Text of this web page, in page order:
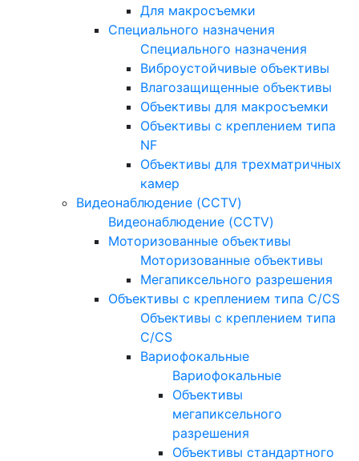
Для макросъемки
Специального назначения
Специального назначения
Виброустойчивые объективы
Влагозащищенные объективы
Объективы для макросъемки
Объективы с креплением типа
NF
Объективы для трехматричных
камер
Видеонаблюдение (CCTV)
Видеонаблюдение (CCTV)
Моторизованные объективы
Моторизованные объективы
Мегапиксельного разрешения
Объективы с креплением типа C/CS
Объективы с креплением типа
C/CS
Вариофокальные
Вариофокальные
Объективы
мегапиксельного
разрешения
Объективы стандартного